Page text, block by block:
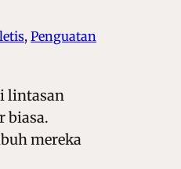
, Penguatan
lintasan
biasa.
mereka